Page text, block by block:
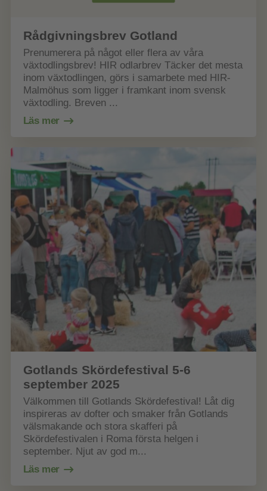
Rådgivningsbrev Gotland
Prenumerera på något eller flera av våra
växtodlingsbrev! HIR odlarbrev Täcker det mesta
inom växtodlingen, görs i samarbete med HIR-
Malmöhus som ligger i framkant inom svensk
växtodling. Breven ...
Läs mer
Gotlands Skördefestival 5-6
september 2025
Välkommen till Gotlands Skördefestival! Låt dig
inspireras av dofter och smaker från Gotlands
välsmakande och stora skafferi på
Skördefestivalen i Roma första helgen i
september. Njut av god m...
Läs mer